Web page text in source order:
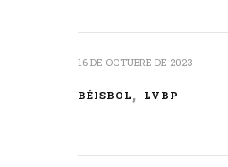
16 DE OCTUBRE DE 2023
BÉISBOL LVBP